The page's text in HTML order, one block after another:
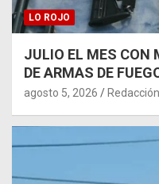
LO ROJO
JULIO EL MES CON
DE ARMAS DE
agosto 5, 2026 Redacción